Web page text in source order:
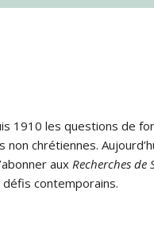
1910 les questions de
chrétiennes.
aux Recherches de
contemporains.